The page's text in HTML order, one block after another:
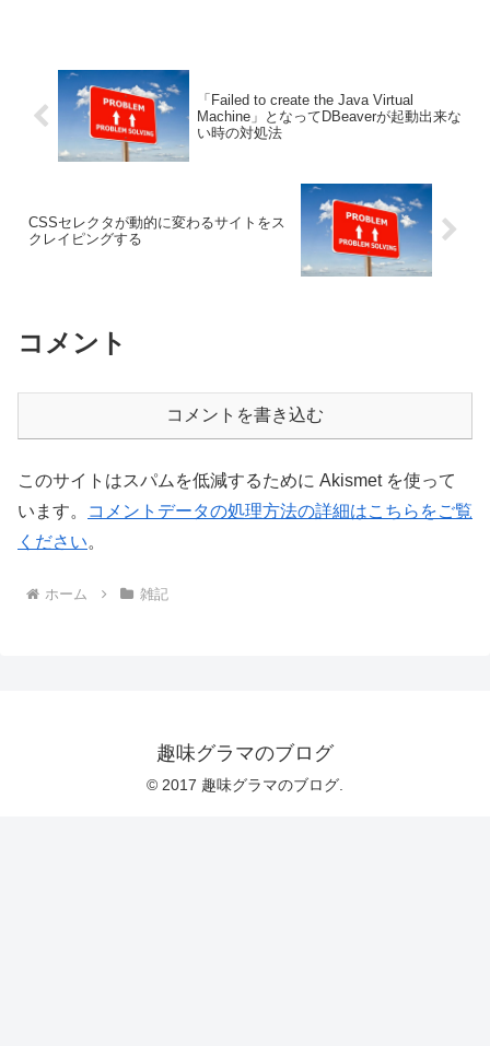
「Failed to create the Java Virtual
Machine」となってDBeaverが起動出来な
い時の対処法
CSSセレクタが動的に変わるサイトをス
クレイピングする
コメント
コメントを書き込む
このサイトはスパムを低減するために Akismet を使って
います。
コメントデータの処理方法の詳細はこちらをご覧
ください。
ホーム 雑記
趣味グラマのブログ
© 2017 趣味グラマのブログ.